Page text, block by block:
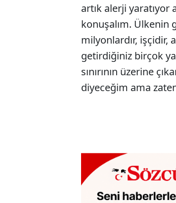
artık alerji
konuşalım. Ülkenin
milyonlardır, işçidir,
getirdiğiniz birçok
sınırının üzerine
diyeceğim ama